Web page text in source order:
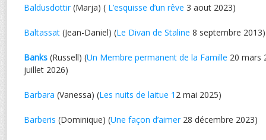
Baldusdottir(Marja) ( L’esquisse d’un rêve 3 aout 2023)
Baltassat (Jean-Daniel) (Le Divan de Staline 8 septembre 2013)
Banks (Russell) (Un Membre permanent de la Famille 20 mars
juillet 2026)
Barbara (Vanessa) (Les nuits de laitue 1 2 mai 2025)
Barberis (Dominique) (Une façon d’aimer28 décembre 2023)